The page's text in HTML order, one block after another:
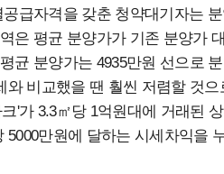
급자격을 갖춘 청약대기자는
은 평균 분양가가 기존 분양가
균 분양가는 4935만원 선으로
와 비교했을 땐 훨씬 저렴할 것
'가 3.3㎡당 1억원대에 거래된
5000만원에 달하는 시세차익을